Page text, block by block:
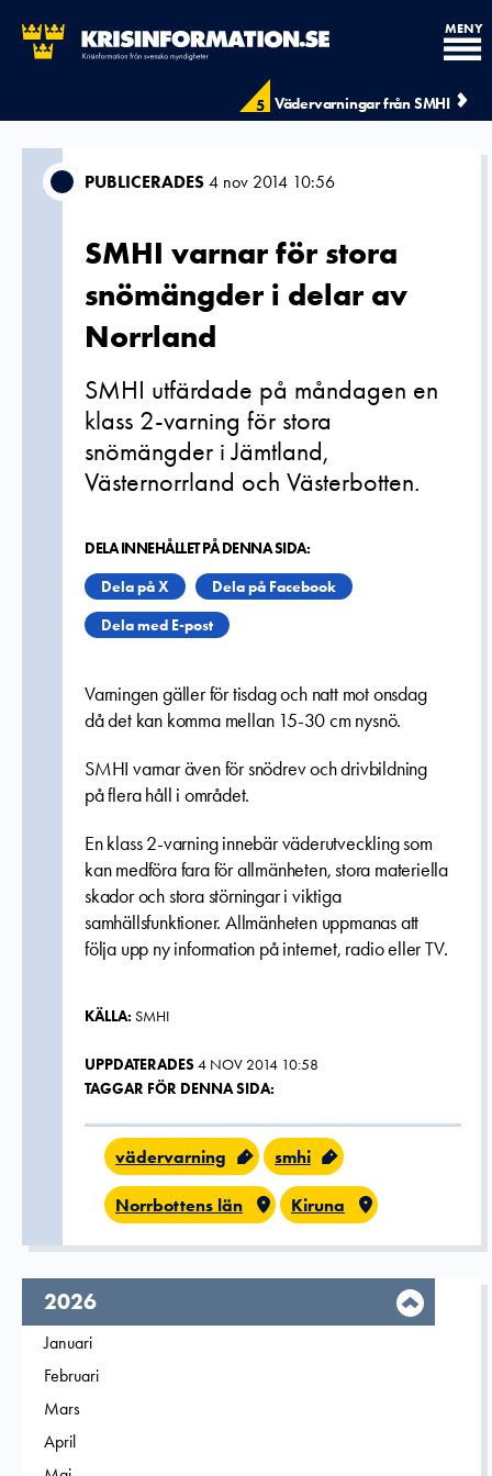
5 Vädervarningar från SMHI
MENY
PUBLICERADES4 nov 2014 10:56
SMHI varnar för stora
snömängder i delar av
Norrland
SMHI utfärdade på måndagen en
klass 2-varning för stora
snömängder i Jämtland,
Västernorrland och Västerbotten.
DELA INNEHÅLLET PÅ DENNA SIDA:
Dela på X
Dela på Facebook
Dela med E-post
Varningen gäller för tisdag och natt mot onsdag
då det kan komma mellan 15-30 cm nysnö.
SMHI varnar även för snödrev och drivbildning
på flera håll i området.
En klass 2-varning innebär väderutveckling som
kan medföra fara för allmänheten, stora materiella
skador och stora störningar i viktiga
samhällsfunktioner. Allmänheten uppmanas att
följa upp ny information på internet, radio eller TV.
KÄLLA: SMHI
UPPDATERADES4 NOV 2014 10:58
TAGGAR FÖR DENNA SIDA:
vädervarning smhi
Norrbottens län Kiruna
År,
2026
Filtrera på
Januari
Filtrera på
Februari
Filtrera på
Mars
Filtrera på
April